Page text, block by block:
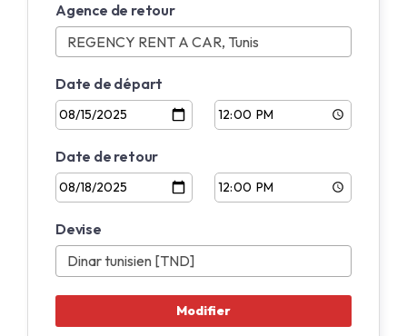
Agence de retour
Date de départ
Date de retour
Devise